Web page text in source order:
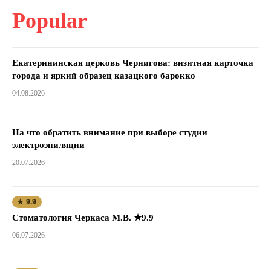
Popular
Екатерининская церковь Чернигова: визитная карточка
города и яркий образец казацкого барокко
04.08.2026
На что обратить внимание при выборе студии
электроэпиляции
20.07.2026
★ 9.9
Стоматология Черкаса М.В. ★9.9
06.07.2026